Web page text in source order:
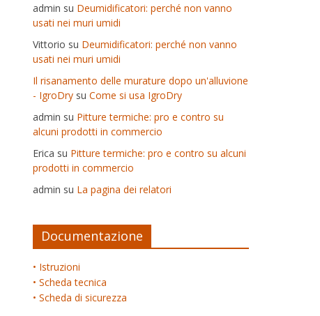
admin su Deumidificatori: perché non vanno
usati nei muri umidi
Vittorio su Deumidificatori: perché non vanno
usati nei muri umidi
Il risanamento delle murature dopo un'alluvione
- IgroDry su Come si usa IgroDry
admin su Pitture termiche: pro e contro su
alcuni prodotti in commercio
Erica su Pitture termiche: pro e contro su alcuni
prodotti in commercio
admin su La pagina dei relatori
Documentazione
• Istruzioni
• Scheda tecnica
• Scheda di sicurezza